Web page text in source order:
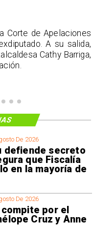
Corte de Apelaciones
A su salida,
Cathy Barriga,
De 2026
defiende secreto
que Fiscalía
en la mayoría de
De 2026
por el
Cruz y Anne